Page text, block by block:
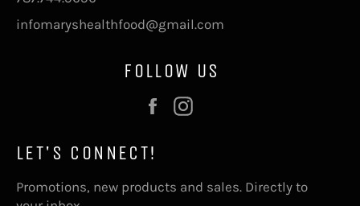
infomaryshealthfood@gmail.com
FOLLOW US
Facebook
LET'S CONNECT!
Promotions, new products and sales. Directly to